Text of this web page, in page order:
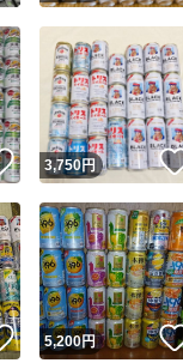
いいね！
3,750円
いいね！
5,200円